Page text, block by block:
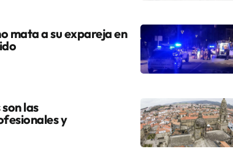
mata a su expareja en
las
y